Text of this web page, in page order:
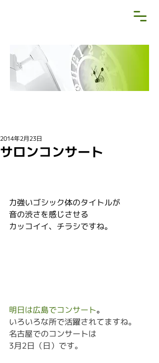
サロンコンサート
2014年2月23日
力強いゴシック体のタイトルが
音の渋さを感じさせる
カッコイイ、チラシですね。
明日は広島でコンサート。
いろいろな所で活躍されてますね。
名古屋でのコンサートは
3月2日（日）です。